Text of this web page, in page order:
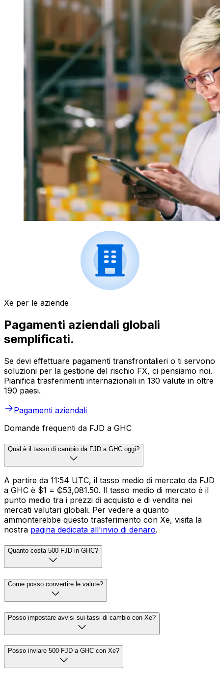
Xe per le aziende
Pagamenti aziendali globali
semplificati.
Se devi effettuare pagamenti transfrontalieri o ti servono
soluzioni per la gestione del rischio FX, ci pensiamo noi.
Pianifica trasferimenti internazionali in 130 valute in oltre
190 paesi.
Pagamenti aziendali
Domande frequenti da FJD a GHC
Qual è il tasso di cambio da FJD a GHC oggi?
A partire da 11:54 UTC, il tasso medio di mercato da FJD
a GHC è $1 = ₵53,081.50. Il tasso medio di mercato è il
punto medio tra i prezzi di acquisto e di vendita nei
mercati valutari globali. Per vedere a quanto
ammonterebbe questo trasferimento con Xe, visita la
nostra pagina dedicata all'invio di denaro.
Quanto costa 500 FJD in GHC?
Come posso convertire le valute?
Posso impostare avvisi sui tassi di cambio con Xe?
Posso inviare 500 FJD a GHC con Xe?